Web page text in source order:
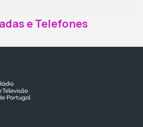
e Telefones